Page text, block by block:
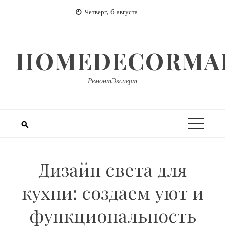
Четверг, 6 августа
РемонтЭксперт
Дизайн света для
кухни: создаем уют и
функциональность